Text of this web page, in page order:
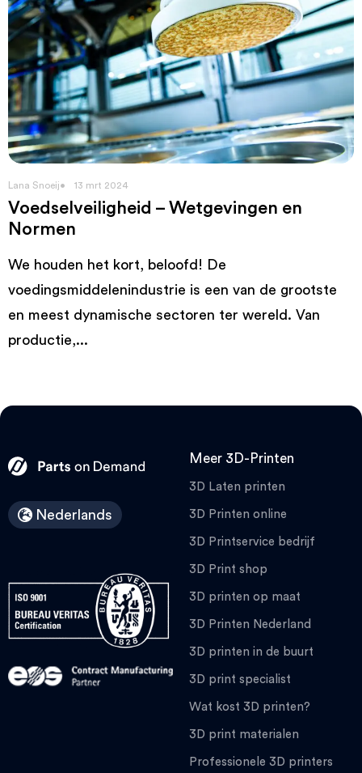
Lana Snoeij 13 mrt 2024
Voedselveiligheid – Wetgevingen en
Normen
We houden het kort, beloofd! De
voedingsmiddelenindustrie is een van de grootste
en meest dynamische sectoren ter wereld. Van
productie,...
Nederlands
Meer 3D-Printen
3D Laten printen
3D Printen online
3D Printservice bedrijf
3D Print shop
3D printen op maat
3D Printen Nederland
3D printen in de buurt
3D print specialist
Wat kost 3D printen?
3D print materialen
Professionele 3D printers